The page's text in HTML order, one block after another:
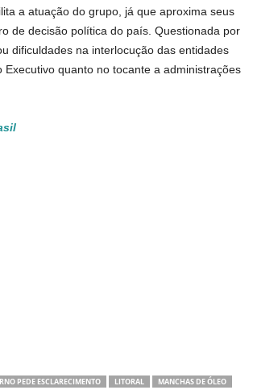
a atuação do grupo, já que aproxima seus
de decisão política do país. Questionada por
dificuldades na interlocução das entidades
Executivo quanto no tocante a administrações
PEDE ESCLARECIMENTO LITORAL
MANCHAS DE ÓLEO